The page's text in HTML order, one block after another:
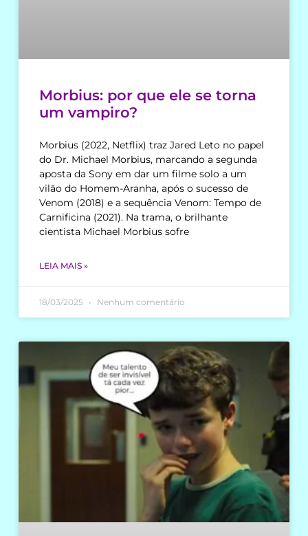
Morbius: por que ele se torna
um vampiro?
Morbius (2022, Netflix) traz Jared Leto no papel
do Dr. Michael Morbius, marcando a segunda
aposta da Sony em dar um filme solo a um
vilão do Homem-Aranha, após o sucesso de
Venom (2018) e a sequência Venom: Tempo de
Carnificina (2021). Na trama, o brilhante
cientista Michael Morbius sofre
LEIA MAIS »
18/03/2025 Nenhum comentário